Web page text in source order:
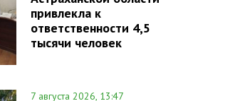
привлекла к
ответственности 4,5
тысячи человек
7 августа 2026, 13:47